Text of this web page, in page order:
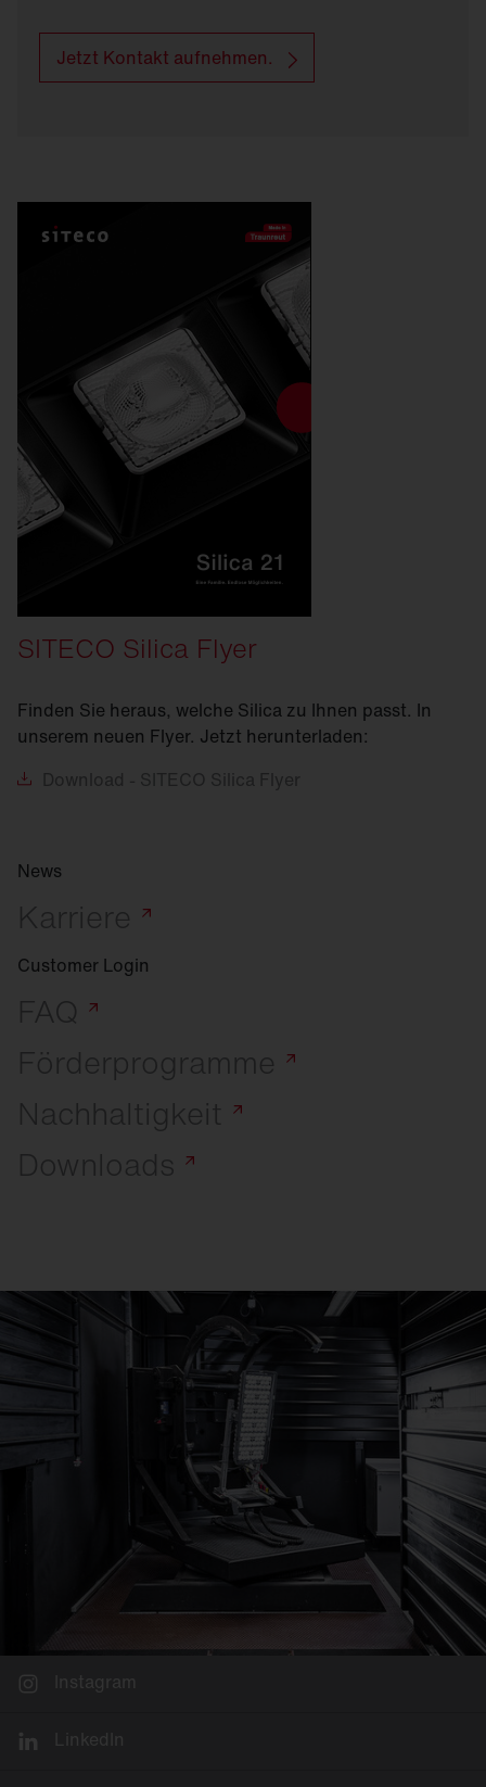
Jetzt Kontakt aufnehmen.
SITECO Silica Flyer
Finden Sie heraus, welche Silica zu Ihnen passt. In
unserem neuen Flyer. Jetzt herunterladen:
Download - SITECO Silica Flyer
News
Karriere
Customer Login
FAQ
Förderprogramme
Nachhaltigkeit
Downloads
Instagram
LinkedIn